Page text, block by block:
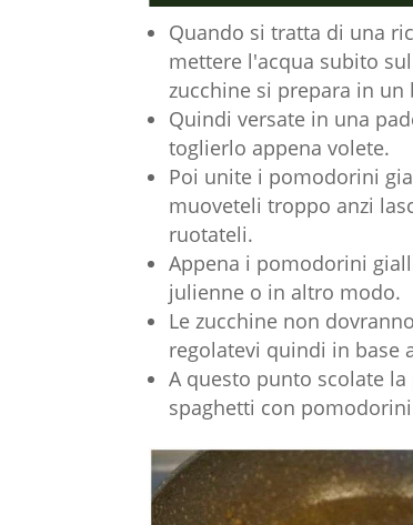
Quando si tratta di una
mettere l'acqua subito
zucchine si prepara in un
Quindi versate in una
toglierlo appena volete.
Poi unite i pomodorini
muoveteli troppo anzi
ruotateli.
Appena i pomodorini
julienne o in altro modo.
Le zucchine non
regolatevi quindi in base
A questo punto scolate
spaghetti con